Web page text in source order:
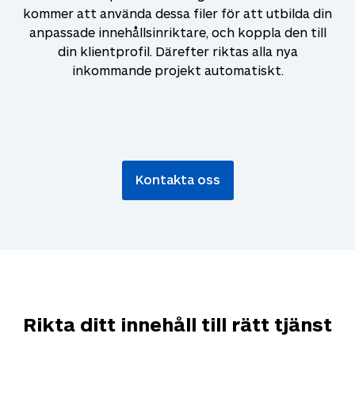
kommer att använda dessa filer för att utbilda din
anpassade innehållsinriktare, och koppla den till
din klientprofil. Därefter riktas alla nya
inkommande projekt automatiskt.
Kontakta oss
Rikta ditt innehåll till rätt tjänst